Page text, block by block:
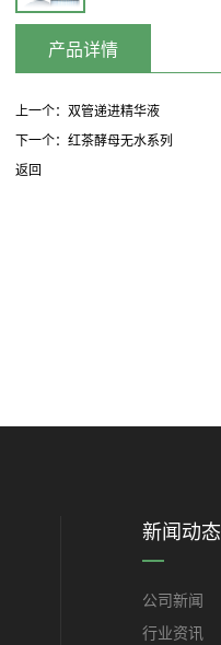
产品详情
上一个： 双管递进精华液
下一个： 红茶酵母无水系列
返回
新闻动态
公司新闻
行业资讯